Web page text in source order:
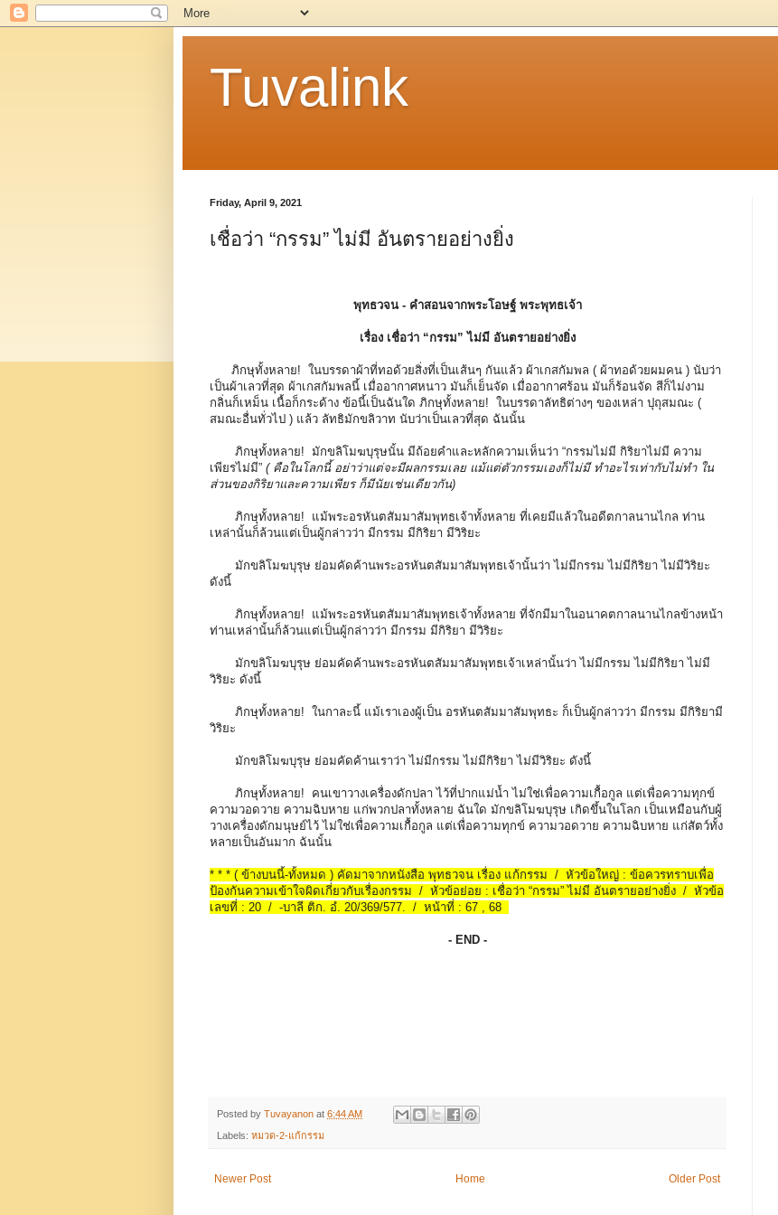
Tuvalink
Friday, April 9, 2021
เชื่อว่า “กรรม” ไม่มี อันตรายอย่างยิ่ง
พุทธวจน - คําสอนจากพระโอษฐ์ พระพุทธเจ้า
เรื่อง เชื่อว่า “กรรม” ไม่มี อันตรายอย่างยิ่ง
ภิกษุทั้งหลาย! ในบรรดาผ้าที่ทอด้วยสิ่งที่เป็นเส้นๆ กันแล้ว ผ้าเกสกัมพล ( ผ้าทอด้วยผมคน ) นับว่า
เป็นผ้าเลวที่สุด ผ้าเกสกัมพลนี้ เมื่ออากาศหนาว มันก็เย็นจัด เมื่ออากาศร้อน มันก็ร้อนจัด สีก็ไม่งาม
กลิ่นก็เหม็น เนื้อก็กระด้าง ข้อนี้เป็นฉันใด ภิกษุทั้งหลาย! ในบรรดาลัทธิต่างๆ ของเหล่า ปุถุสมณะ (
สมณะอื่นทั่วไป ) แล้ว ลัทธิมักขลิวาท นับว่าเป็นเลวที่สุด ฉันนั้น
ภิกษุทั้งหลาย! มักขลิโมฆบุรุษนั้น มีถ้อยคำและหลักความเห็นว่า “กรรมไม่มี กิริยาไม่มี ความ
เพียรไม่มี” ( คือในโลกนี้ อย่าว่าแต่จะมีผลกรรมเลย แม้แต่ตัวกรรมเองก็ไม่มี ทำอะไรเท่ากับไม่ทำ ใน
ส่วนของกิริยาและความเพียร ก็มีนัยเช่นเดียวกัน)
ภิกษุทั้งหลาย! แม้พระอรหันตสัมมาสัมพุทธเจ้าทั้งหลาย ที่เคยมีแล้วในอดีตกาลนานไกล ท่าน
เหล่านั้นก็ล้วนแต่เป็นผู้กล่าวว่า มีกรรม มีกิริยา มีวิริยะ
มักขลิโมฆบุรุษ ย่อมคัดค้านพระอรหันตสัมมาสัมพุทธเจ้านั้นว่า ไม่มีกรรม ไม่มีกิริยา ไม่มีวิริยะ
ดังนี้
ภิกษุทั้งหลาย! แม้พระอรหันตสัมมาสัมพุทธเจ้าทั้งหลาย ที่จักมีมาในอนาคตกาลนานไกลข้างหน้า
ท่านเหล่านั้นก็ล้วนแต่เป็นผู้กล่าวว่า มีกรรม มีกิริยา มีวิริยะ
มักขลิโมฆบุรุษ ย่อมคัดค้านพระอรหันตสัมมาสัมพุทธเจ้าเหล่านั้นว่า ไม่มีกรรม ไม่มีกิริยา ไม่มี
วิริยะ ดังนี้
ภิกษุทั้งหลาย! ในกาละนี้ แม้เราเองผู้เป็น อรหันตสัมมาสัมพุทธะ ก็เป็นผู้กล่าวว่า มีกรรม มีกิริยามี
วิริยะ
มักขลิโมฆบุรุษ ย่อมคัดค้านเราว่า ไม่มีกรรม ไม่มีกิริยา ไม่มีวิริยะ ดังนี้
ภิกษุทั้งหลาย! คนเขาวางเครื่องดักปลา ไว้ที่ปากแม่น้ำ ไม่ใช่เพื่อความเกื้อกูล แต่เพื่อความทุกข์
ความวอดวาย ความฉิบหาย แก่พวกปลาทั้งหลาย ฉันใด มักขลิโมฆบุรุษ เกิดขึ้นในโลก เป็นเหมือนกับผู้
วางเครื่องดักมนุษย์ไว้ ไม่ใช่เพื่อความเกื้อกูล แต่เพื่อความทุกข์ ความวอดวาย ความฉิบหาย แก่สัตว์ทั้ง
หลายเป็นอันมาก ฉันนั้น
* * * ( ข้างบนนี้-ทั้งหมด ) คัดมาจากหนังสือ พุทธวจน เรื่อง แก้กรรม / หัวข้อใหญ่ : ข้อควรทราบเพื่อ
ป้องกันความเข้าใจผิดเกี่ยวกับเรื่องกรรม / หัวข้อย่อย : เชื่อว่า “กรรม” ไม่มี อันตรายอย่างยิ่ง / หัวข้อ
เลขที่ : 20 / -บาลี ติก. อํ. 20/369/577. / หน้าที่ : 67 , 68
- END -
Posted by Tuvayanon at 6:44 AM
Labels: หมวด-2-แก้กรรม
Newer Post Older Post
Home